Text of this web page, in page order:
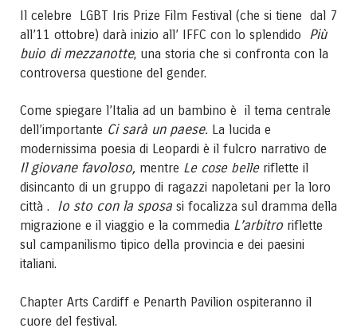
Il celebre LGBT Iris Prize Film Festival (che si tiene dal 7
all’11 ottobre) darà inizio all’ IFFC con lo splendido Più
buio di mezzanotte, una storia che si confronta con la
controversa questione del gender.
Come spiegare l’Italia ad un bambino è il tema centrale
dell’importante Ci sarà un paese. La lucida e
modernissima poesia di Leopardi è il fulcro narrativo de
Il giovane favoloso, mentre Le cose belle riflette il
disincanto di un gruppo di ragazzi napoletani per la loro
città . Io sto con la sposa si focalizza sul dramma della
migrazione e il viaggio e la commedia L’arbitro riflette
sul campanilismo tipico della provincia e dei paesini
italiani.
Chapter Arts Cardiff e Penarth Pavilion ospiteranno il
cuore del festival.